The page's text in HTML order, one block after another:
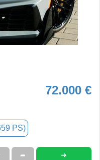
72.000 €
PS)
➦ ➜